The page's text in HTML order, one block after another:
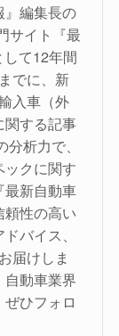
』編集長の
サイト『最
て12年間
でに、新
入車（外
関する記事
析力で、
クに関す
最新自動車
性の高い
バイス、
届けしま
動車業界
ひフォロ